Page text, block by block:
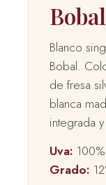
Blanco
Bobal.
de fresa
blanca
integrada
Uva:
Grado: